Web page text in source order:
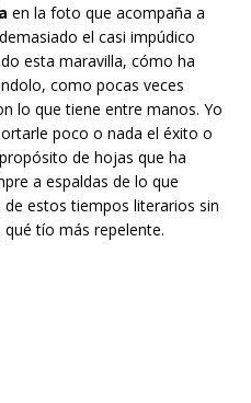
en la foto que acompaña a
el casi impúdico
esta maravilla, cómo ha
como pocas veces
lo que tiene entre manos. Yo
poco o nada el éxito o
de hojas que ha
a espaldas de lo que
estos tiempos literarios sin
qué tío más repelente.